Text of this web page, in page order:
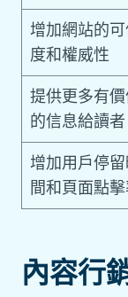
增加網站的可
度和權威性
提供更多有價
的信息給讀者
增加用戶停
間和頁面點
內容行